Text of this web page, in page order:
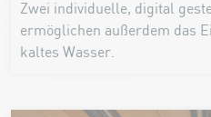
Zwei individuelle, digital
ermöglichen außerdem das
kaltes Wasser.